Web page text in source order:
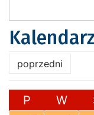
poprzedni
P W